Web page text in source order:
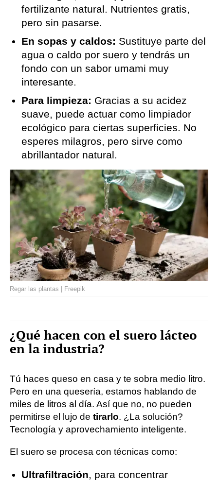
fertilizante natural. Nutrientes gratis,
pero sin pasarse.
En sopas y caldos: Sustituye parte del
agua o caldo por suero y tendrás un
fondo con un sabor umami muy
interesante.
Para limpieza: Gracias a su acidez
suave, puede actuar como limpiador
ecológico para ciertas superficies. No
esperes milagros, pero sirve como
abrillantador natural.
Regar las plantas | Freepik
¿Qué hacen con el suero lácteo
en la industria?
Tú haces queso en casa y te sobra medio litro.
Pero en una quesería, estamos hablando de
miles de litros al día. Así que no, no pueden
permitirse el lujo de tirarlo. ¿La solución?
Tecnología y aprovechamiento inteligente.
El suero se procesa con técnicas como:
Ultrafiltración, para concentrar